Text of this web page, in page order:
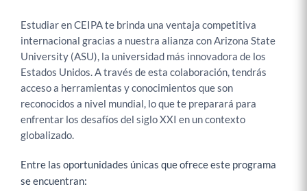
Estudiar en CEIPA te brinda una ventaja competitiva
internacional gracias a nuestra alianza con Arizona State
University (ASU), la universidad más innovadora de los
Estados Unidos. A través de esta colaboración, tendrás
acceso a herramientas y conocimientos que son
reconocidos a nivel mundial, lo que te preparará para
enfrentar los desafíos del siglo XXI en un contexto
globalizado.
Entre las oportunidades únicas que ofrece este programa
se encuentran: